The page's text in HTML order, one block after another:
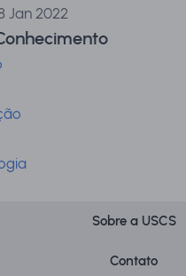
Jan 2022
Sobre a USCS
Contato